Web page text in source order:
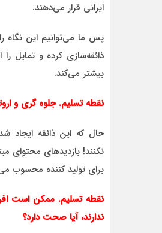
ایرانی قرار می‌دهند.
پس ما می‌توانیم این نگاه
ذائقه‌سازی کرده و تمایل
بیشتر می‌کند.
نقطه تسلیم. جلوه گری و
حال که این ذائقه ایجاد
نکنند! بازدیدهای محتوای
برای تولید کننده محسوب
نقطه تسلیم. ممکن است
ندارند، آیا صحت دارد؟